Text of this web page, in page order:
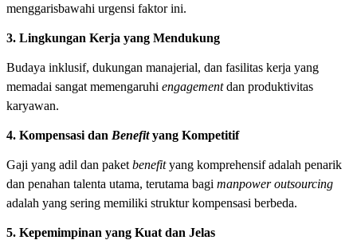
menggarisbawahi urgensi faktor ini.
3. Lingkungan Kerja yang Mendukung
Budaya inklusif, dukungan manajerial, dan fasilitas kerja yang
memadai sangat memengaruhi engagementdan produktivitas
karyawan.
4. Kompensasi dan Benefityang Kompetitif
Gaji yang adil dan paket benefityang komprehensif adalah penarik
dan penahan talenta utama, terutama bagi manpower outsourcing
adalah yang sering memiliki struktur kompensasi berbeda.
5. Kepemimpinan yang Kuat dan Jelas